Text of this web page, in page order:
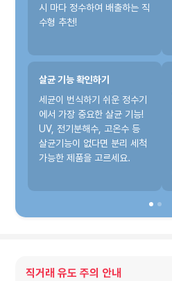
시 마다 정수하여 배출하는 직
수형 추천!
살균 기능 확인하기
세균이 번식하기 쉬운 정수기
에서 가장 중요한 살균 기능!
UV, 전기분해수, 고온수 등
살균기능이 없다면 분리 세척
가능한 제품을 고르세요.
직거래 유도 주의 안내